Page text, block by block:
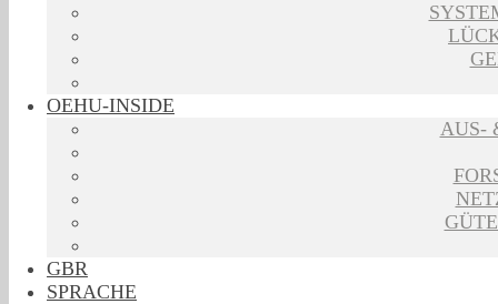
OEHU-INSIDE
AUS-
GBR
SPRACHE